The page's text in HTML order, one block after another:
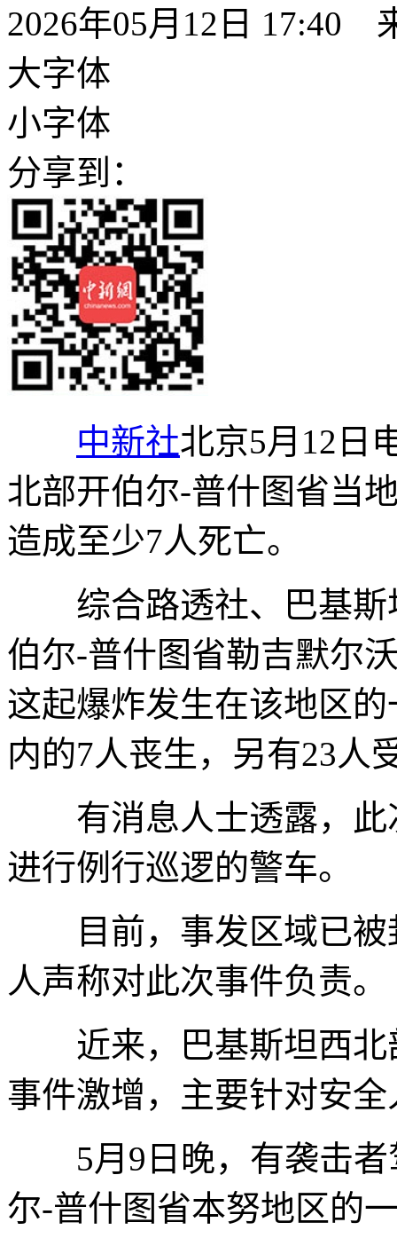
2026年05月12日 17:40
大字体
小字体
分享到：
中新社北京5月12日
北部开伯尔-普什图省当
造成至少7人死亡。
综合路透社、巴基斯
伯尔-普什图省勒吉默尔
这起爆炸发生在该地区
内的7人丧生，另有23人
有消息人士透露，此
进行例行巡逻的警车。
目前，事发区域已被
人声称对此次事件负责。
近来，巴基斯坦西北
事件激增，主要针对安
5月9日晚，有袭击者
尔-普什图省本努地区的